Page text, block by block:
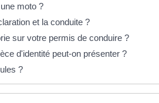
moto ?
et la conduite ?
sur votre permis de conduire ?
d'identité peut-on présenter ?
?